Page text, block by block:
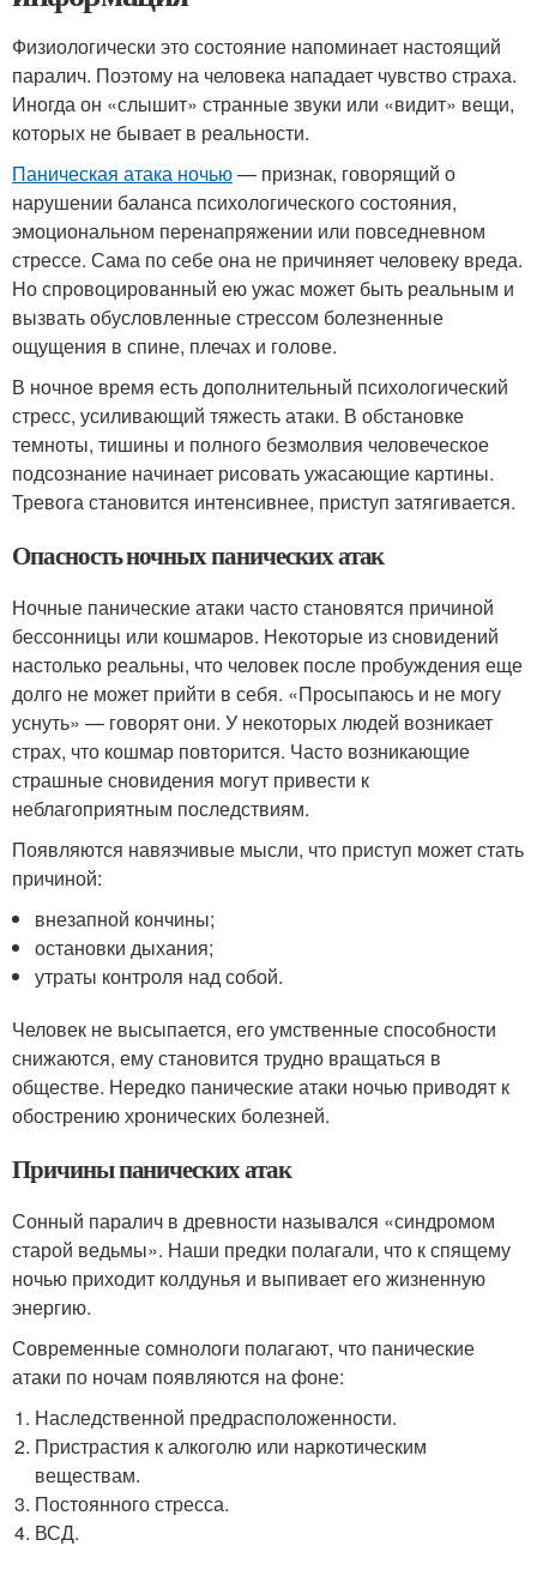
Физиологически это состояние напоминает настоящий
паралич. Поэтому на человека нападает чувство страха.
Иногда он «слышит» странные звуки или «видит» вещи,
которых не бывает в реальности.
Паническая атака ночью— признак, говорящий о
нарушении баланса психологического состояния,
эмоциональном перенапряжении или повседневном
стрессе. Сама по себе она не причиняет человеку вреда.
Но спровоцированный ею ужас может быть реальным и
вызвать обусловленные стрессом болезненные
ощущения в спине, плечах и голове.
В ночное время есть дополнительный психологический
стресс, усиливающий тяжесть атаки. В обстановке
темноты, тишины и полного безмолвия человеческое
подсознание начинает рисовать ужасающие картины.
Тревога становится интенсивнее, приступ затягивается.
Опасность ночных панических атак
Ночные панические атаки часто становятся причиной
бессонницы или кошмаров. Некоторые из сновидений
настолько реальны, что человек после пробуждения еще
долго не может прийти в себя. «Просыпаюсь и не могу
уснуть» — говорят они. У некоторых людей возникает
страх, что кошмар повторится. Часто возникающие
страшные сновидения могут привести к
неблагоприятным последствиям.
Появляются навязчивые мысли, что приступ может стать
причиной:
внезапной кончины;
остановки дыхания;
утраты контроля над собой.
Человек не высыпается, его умственные способности
снижаются, ему становится трудно вращаться в
обществе. Нередко панические атаки ночью приводят к
обострению хронических болезней.
Причины панических атак
Сонный паралич в древности назывался «синдромом
старой ведьмы». Наши предки полагали, что к спящему
ночью приходит колдунья и выпивает его жизненную
энергию.
Современные сомнологи полагают, что панические
атаки по ночам появляются на фоне:
Наследственной предрасположенности.
Пристрастия к алкоголю или наркотическим
веществам.
Постоянного стресса.
ВСД.